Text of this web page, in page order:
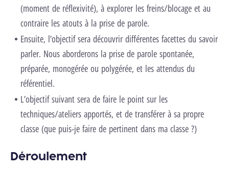
(moment de réflexivité), à explorer les freins/blocage et au
contraire les atouts à la prise de parole.
Ensuite, l’objectif sera découvrir différentes facettes du savoir
parler. Nous aborderons la prise de parole spontanée,
préparée, monogérée ou polygérée, et les attendus du
référentiel.
L’objectif suivant sera de faire le point sur les
techniques/ateliers apportés, et de transférer à sa propre
classe (que puis-je faire de pertinent dans ma classe ?)
Déroulement